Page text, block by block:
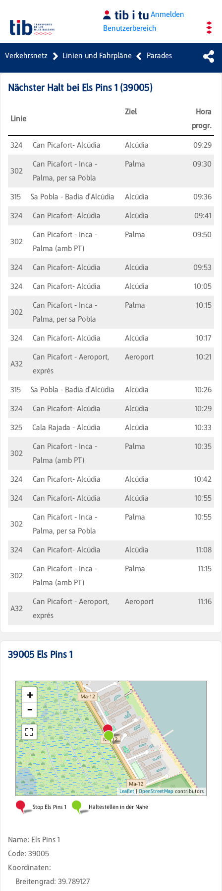
Anmelden
Benutzerbereich
Verkehrsnetz Linien und Fahrpläne Parades
Nächster Halt bei Els Pins 1 (39005)
Linie
Ziel
Hora
progr.
324 Can Picafort- Alcúdia Alcúdia 09:29
302
Can Picafort - Inca -
Palma, per sa Pobla
Palma 09:30
315 Sa Pobla - Badia d'Alcúdia Alcúdia
09:36
324
Can Picafort- Alcúdia Alcúdia 09:41
302
Can Picafort - Inca -
Palma (amb PT)
Palma 09:50
324 Can Picafort- Alcúdia Alcúdia
09:53
324
Can Picafort- Alcúdia Alcúdia 10:05
302
Can Picafort - Inca -
Palma, per sa Pobla
Palma 10:15
324 Can Picafort- Alcúdia Alcúdia 10:17
A32
Can Picafort - Aeroport,
exprés
Aeroport 10:21
315 Sa Pobla - Badia d'Alcúdia Alcúdia
10:26
324
Can Picafort- Alcúdia Alcúdia
10:29
325
Cala Rajada - Alcúdia Alcúdia 10:33
302
Can Picafort - Inca -
Palma (amb PT)
Palma 10:35
324 Can Picafort- Alcúdia Alcúdia
10:42
324
Can Picafort- Alcúdia Alcúdia 10:55
302
Can Picafort - Inca -
Palma, per sa Pobla
Palma 10:55
324 Can Picafort- Alcúdia Alcúdia 11:08
302
Can Picafort - Inca -
Palma (amb PT)
Palma 11:15
A32
Can Picafort - Aeroport,
exprés
Aeroport 11:16
39005 Els Pins 1
Name: Els Pins 1
Code: 39005
Koordinaten:
Breitengrad: 39.789127